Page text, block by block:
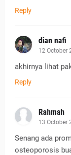
Reply
dian nafi
12 October
akhirnya lihat
Reply
Rahmah
13 October
Senang ada
osteoporosis